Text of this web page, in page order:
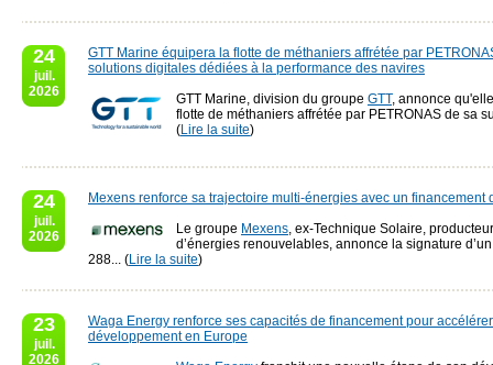
24
juil.
2026
GTT Marine équipera la flotte de méthaniers affrétée par
solutions digitales dédiées à la performance des navires
GTT Marine, division du groupe GTT, annonce
flotte de méthaniers affrétée par PETRONAS de sa
(Lire la suite)
24
juil.
2026
Mexens renforce sa trajectoire multi-énergies avec un financement
Le groupe Mexens, ex-Technique Solaire,
d’énergies renouvelables, annonce la signature
288... (Lire la suite)
23
juil.
2026
Waga Energy renforce ses capacités de financement pour
développement en Europe